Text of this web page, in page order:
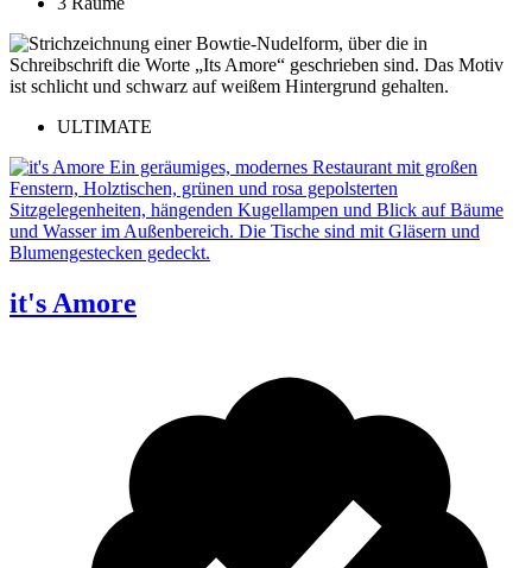
ULTIMATE
it's Amore